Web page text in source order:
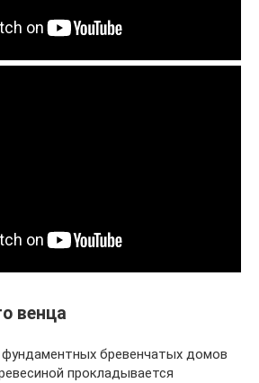
венца
бревенчатых домов
прокладывается